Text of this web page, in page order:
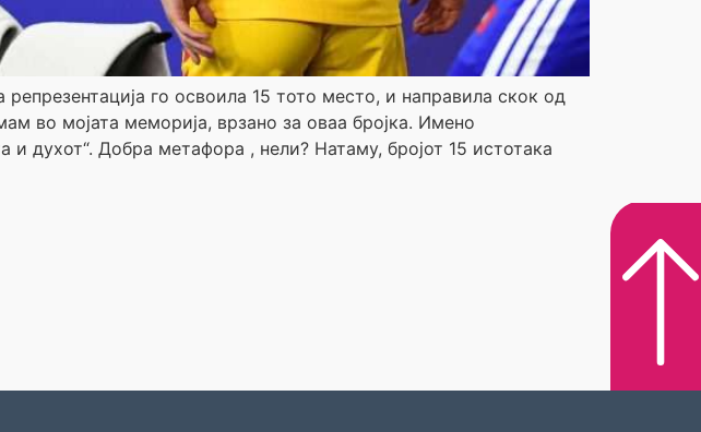
го освоила 15 тото место, и направила скок од
во мојата меморија, врзано за оваа бројка. Имено
и духот“. Добра метафора , нели? Натаму, бројот 15 истотака